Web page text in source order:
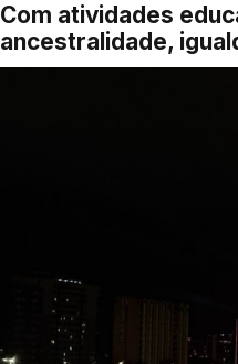
Com atividades
ancestralidade,